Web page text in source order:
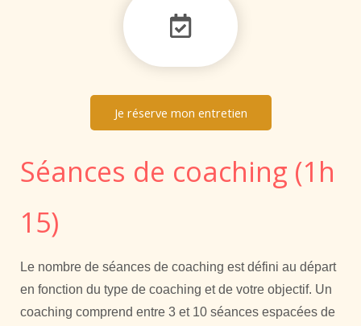
Je réserve mon entretien
Séances de coaching (1h
15)
Le nombre de séances de coaching est défini au départ
en fonction du type de coaching et de votre objectif. Un
coaching comprend entre 3 et 10 séances espacées de